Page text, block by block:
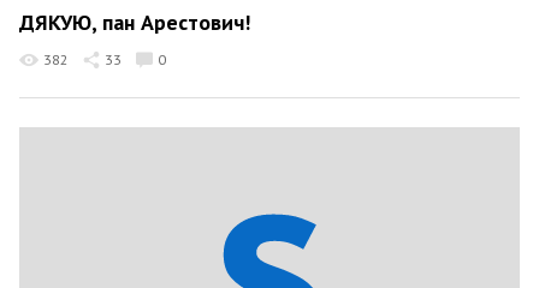
ДЯКУЮ, пан Арестович!
382 33 0